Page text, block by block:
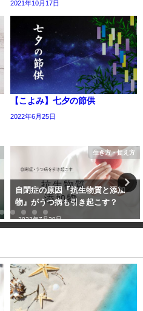
2021年10月17日
【こよみ】七夕の節供
2022年6月25日
生き方・捉え方
自閉症の原因『抗生物質と添加
物』がうつ病も引き起こす？
2022年7月20日